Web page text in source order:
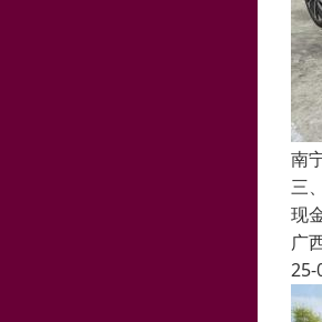
南
三
现
广
25-